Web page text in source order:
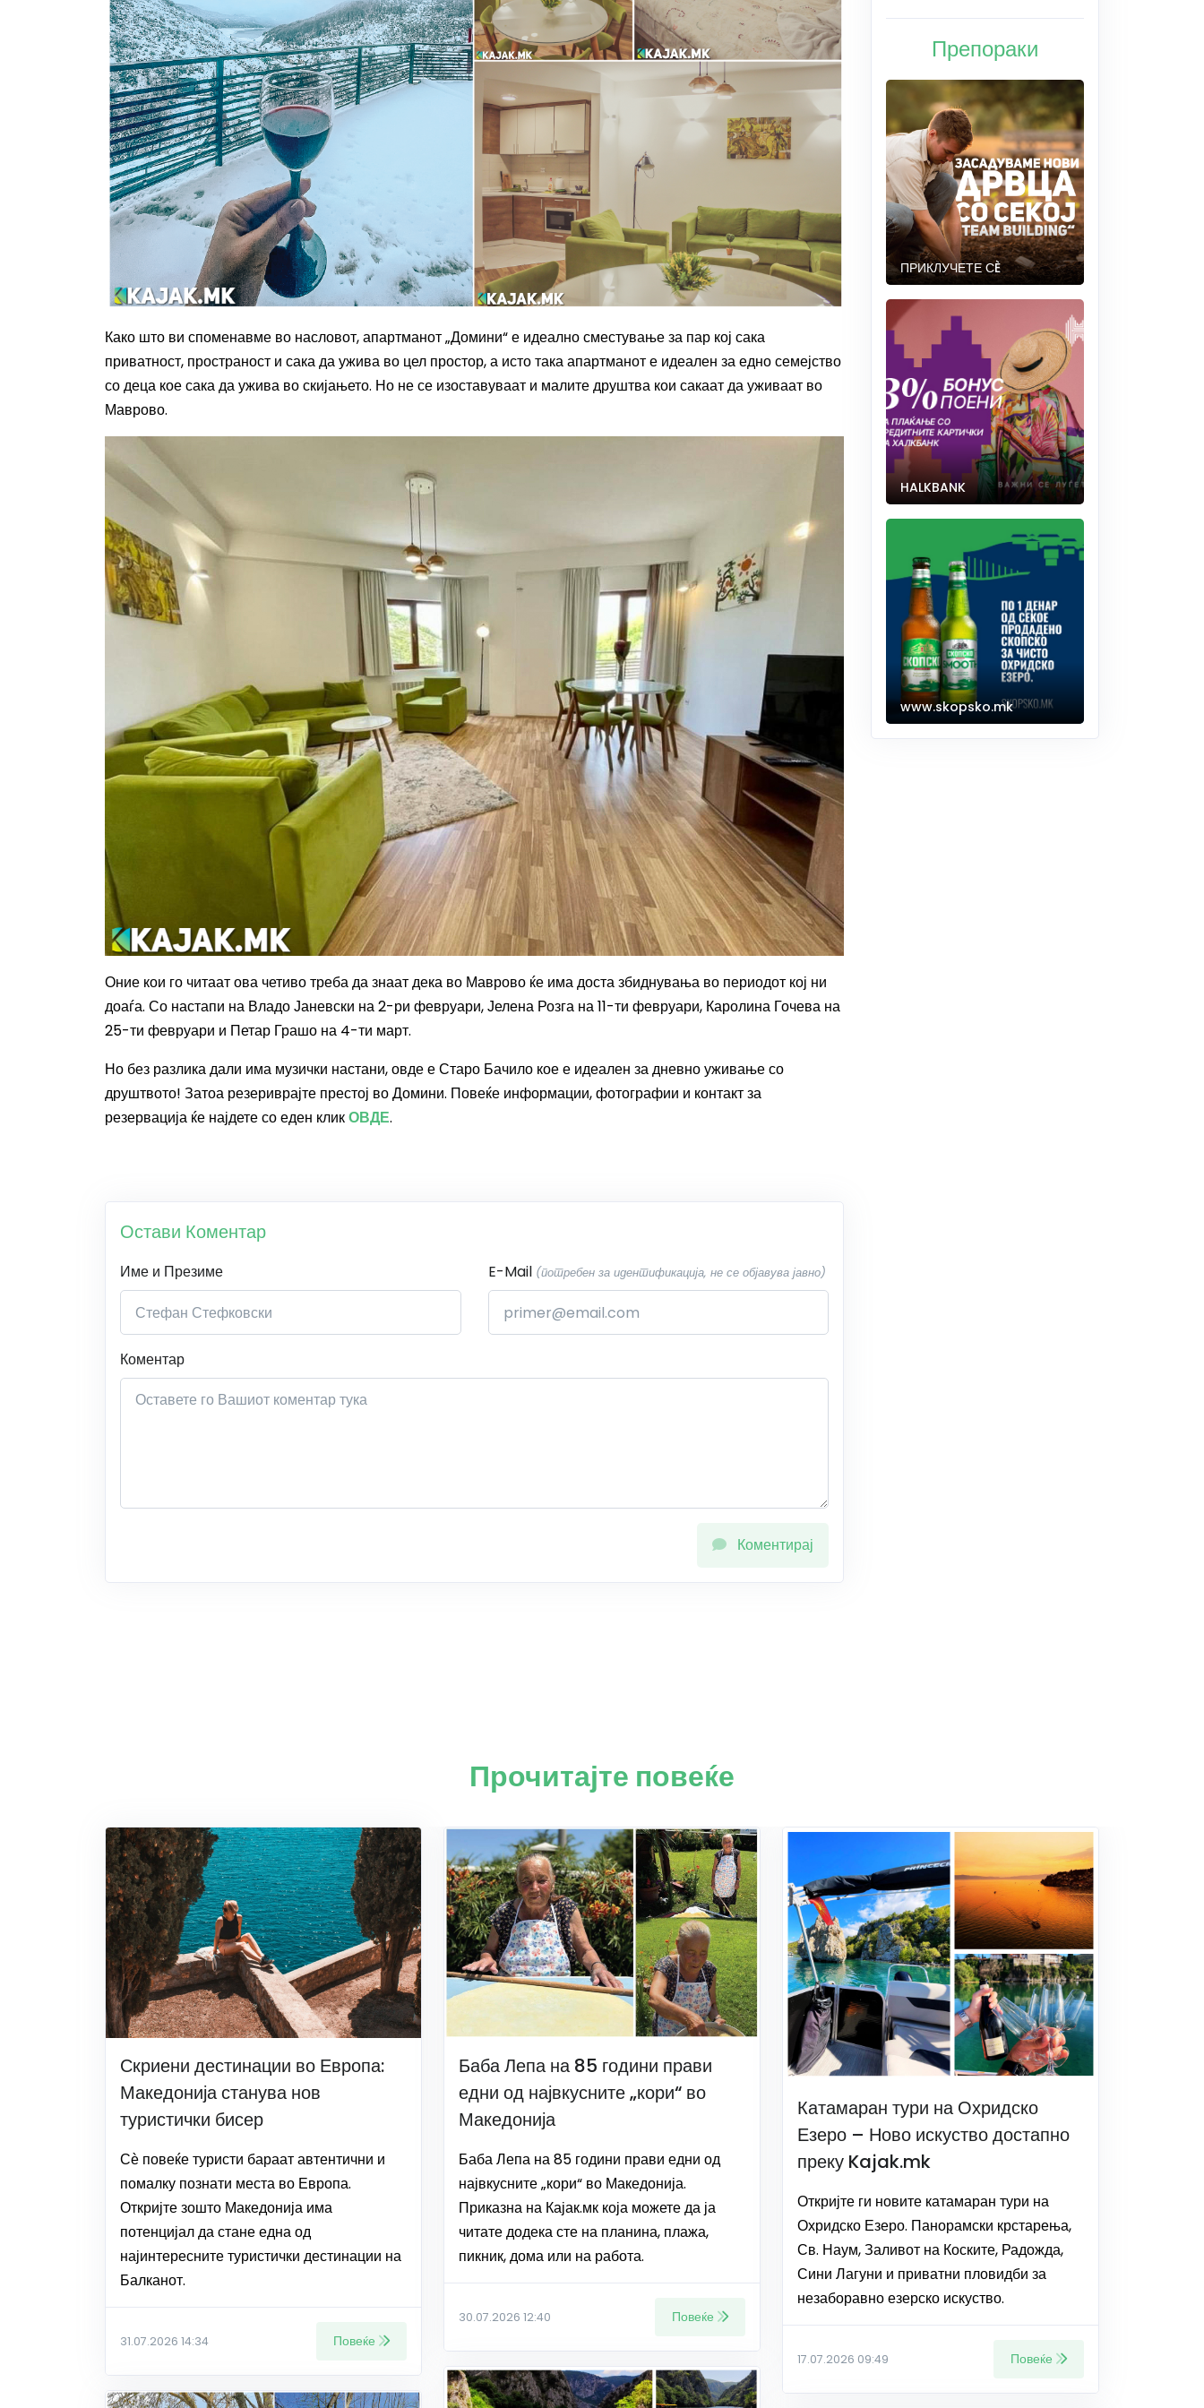
Како што ви споменавме во насловот, апартманот „Домини“е идеално сместување за пар кој сака
приватност, пространост и сака да ужива во цел простор, а исто така апартманот е идеален за едно семејство
со деца кое сака да ужива во скијањето. Но не се изоставуваат и малите друштва кои сакаат да уживаат во
Маврово.
Оние кои го читаат ова четиво треба да знаат дека во Маврово ќе има доста збиднувања во периодот кој ни
доаѓа. Со настапи на Владо Јаневски на 2-ри февруари, Јелена Розга на 11-ти февруари, Каролина Гочева на
25-ти февруари и Петар Грашо на 4-ти март.
Но без разлика дали има музички настани, овде е Старо Бачило кое е идеален за дневно уживање со
друштвото! Затоа резериврајте престој во Домини. Повеќе информации, фотографии и контакт за
резервација ќе најдете со еден кликОВДЕ.
Остави Коментар
Име и Презиме E-Mail (потребен за идентификација, не се објавува јавно)
Коментар
Коментирај
Препораки
ПРИКЛУЧЕТЕ СÈ
HALKBANK
www.skopsko.mk
Прочитајте повеќе
Скриени дестинации во Европа:
Македонија станува нов
туристички бисер
Сѐ повеќе туристи бараат автентични и
помалку познати места во Европа.
Откријте зошто Македонија има
потенцијал да стане една од
најинтересните туристички дестинации на
Балканот.
31.07.2026 14:34 Повеќе
Баба Лепа на 85 години прави
едни од највкусните „кори“ во
Македонија
Баба Лепа на 85 години прави едни од
највкусните „кори“ во Македонија.
Приказна на Кајак.мк која можете да ја
читате додека сте на планина, плажа,
пикник, дома или на работа.
30.07.2026 12:40 Повеќе
Катамаран тури на Охридско
Езеро – Ново искуство достапно
преку Kajak.mk
Откријте ги новите катамаран тури на
Охридско Езеро. Панорамски крстарења,
Св. Наум, Заливот на Коските, Радожда,
Сини Лагуни и приватни пловидби за
незаборавно езерско искуство.
17.07.2026 09:49 Повеќе